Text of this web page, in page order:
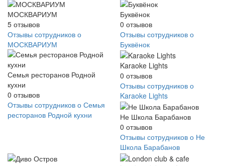
МОСКВАРИУМ
5 отзывов
Отзывы сотрудников о
МОСКВАРИУМ
Буквёнок
0 отзывов
Отзывы сотрудников о
Буквёнок
Семья ресторанов Родной
кухни
0 отзывов
Отзывы сотрудников о Семья
ресторанов Родной кухни
Karaoke Lights
0 отзывов
Отзывы сотрудников о
Karaoke Lights
Не Школа Барабанов
0 отзывов
Отзывы сотрудников о Не
Школа Барабанов